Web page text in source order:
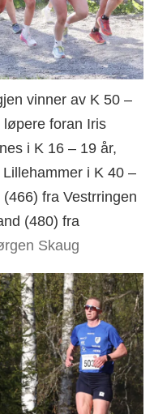
vinner av K 50 –
løpere foran Iris
i K 16 – 19 år,
i K 40 –
fra Vestrringen
(480) fra
Skaug